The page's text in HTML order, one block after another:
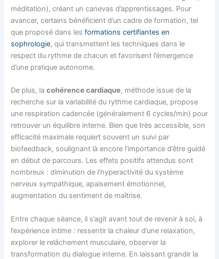
méditation), créant un canevas d’apprentissages. Pour
avancer, certains bénéficient d’un cadre de formation, tel
que proposé dans lesformations certifiantes en
sophrologie, qui transmettent les techniques dans le
respect du rythme de chacun et favorisent l’émergence
d’une pratique autonome.
De plus, lacohérence cardiaque, méthode issue de la
recherche sur la variabilité du rythme cardiaque, propose
une respiration cadencée (généralement 6 cycles/min) pour
retrouver un équilibre interne. Bien que très accessible, son
efficacité maximale requiert souvent un suivi par
biofeedback, soulignant là encore l’importance d’être guidé
en début de parcours. Les effets positifs attendus sont
nombreux : diminution de l’hyperactivité du système
nerveux sympathique, apaisement émotionnel,
augmentation du sentiment de maîtrise.
Entre chaque séance, il s’agit avant tout de revenir à soi, à
l’expérience intime : ressentir la chaleur d’une relaxation,
explorer le relâchement musculaire, observer la
transformation du dialogue interne. En laissant grandir la